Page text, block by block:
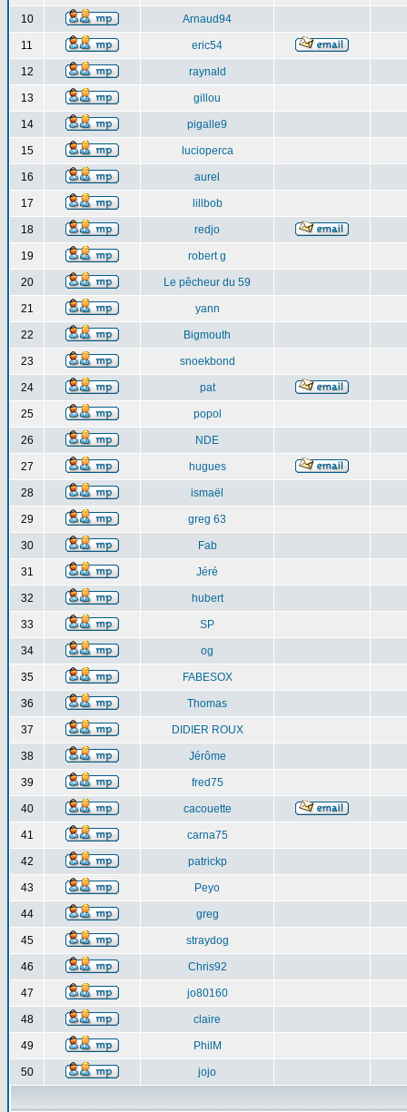
10 Arnaud94
11 eric54
12 raynald
13 gillou
14 pigalle9
15 lucioperca
16 aurel
17 lillbob
18 redjo
19 robert g
20 Le pêcheur du 59
21 yann
22 Bigmouth
23 snoekbond
24 pat
25 popol
26 NDE
27 hugues
28 ismaël
29 greg 63
30 Fab
31 Jéré
32 hubert
33 SP
34 og
35 FABESOX
36 Thomas
37 DIDIER ROUX
38 Jérôme
39 fred75
40 cacouette
41 carna75
42 patrickp
43 Peyo
44 greg
45 straydog
46 Chris92
47 jo80160
48 claire
49 PhilM
50 jojo